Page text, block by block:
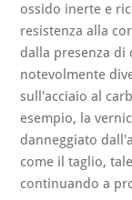
ossido inerte e
resistenza alla
dalla presenza di
notevolmente
sull'acciaio al
esempio, la
danneggiato
come il taglio,
continuando a